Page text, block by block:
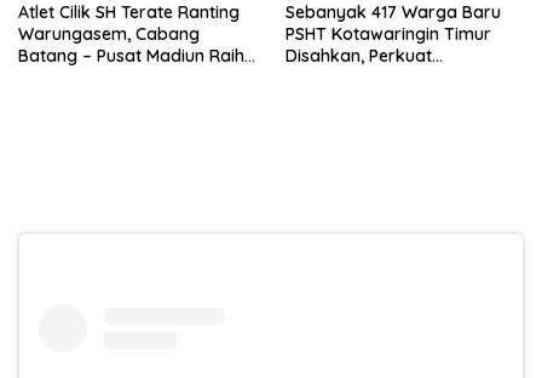
Atlet Cilik SH Terate Ranting
Warungasem, Cabang
Batang – Pusat Madiun Raih
Sebanyak 417 Warga Baru
PSHT Kotawaringin Timur
Disahkan, Perkuat